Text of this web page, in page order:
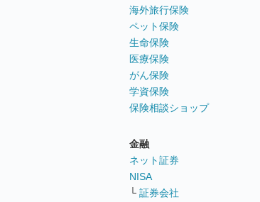
海外旅行保険
ペット保険
生命保険
医療保険
がん保険
学資保険
保険相談ショップ
金融
ネット証券
NISA
└ 証券会社